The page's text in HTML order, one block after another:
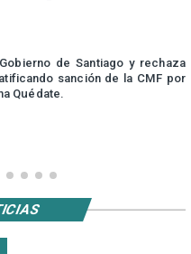
de Santiago y rechaza
sanción de la CMF por
Quédate.